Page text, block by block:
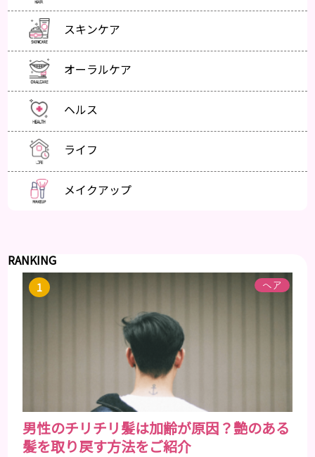
スキンケア
オーラルケア
ヘルス
ライフ
メイクアップ
RANKING
ヘア
男性のチリチリ髪は加齢が原因？艶のある
髪を取り戻す方法をご紹介